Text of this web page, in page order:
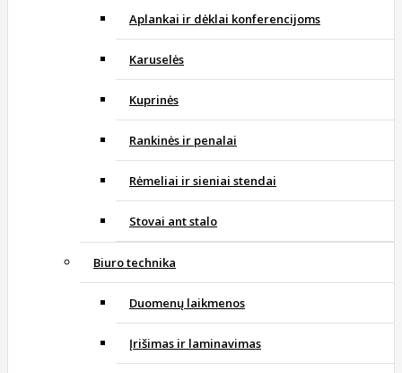
Aplankai ir dėklai konferencijoms
Karuselės
Kuprinės
Rankinės ir penalai
Rėmeliai ir sieniai stendai
Stovai ant stalo
Biuro technika
Duomenų laikmenos
Įrišimas ir laminavimas